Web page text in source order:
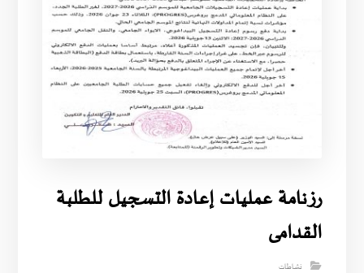
رزنامة عمليات إعادة التسجيل للطلبة
القدامى
نشاطات